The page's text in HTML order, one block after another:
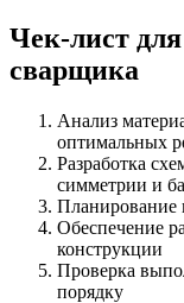
Чек-лист
сварщика
Анализ
оптимальных
Разработка
симметрии и
Планирование
Обеспечение
конструкции
Проверка
порядку